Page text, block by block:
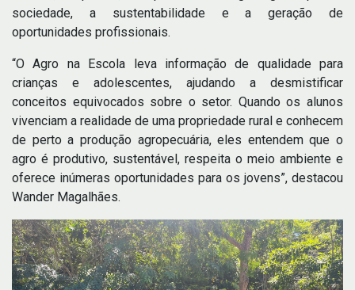
sociedade, a sustentabilidade e a geração de
oportunidades profissionais.
“O Agro na Escola leva informação de qualidade para
crianças e adolescentes, ajudando a desmistificar
conceitos equivocados sobre o setor. Quando os alunos
vivenciam a realidade de uma propriedade rural e conhecem
de perto a produção agropecuária, eles entendem que o
agro é produtivo, sustentável, respeita o meio ambiente e
oferece inúmeras oportunidades para os jovens”, destacou
Wander Magalhães.